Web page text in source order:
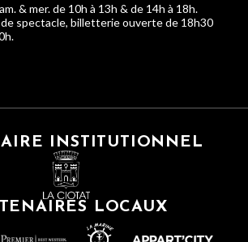
& mer. de 10h à 13h & de 14h à 18h.
spectacle, billetterie ouverte de 18h30
INSTITUTIONNEL
LOCAUX